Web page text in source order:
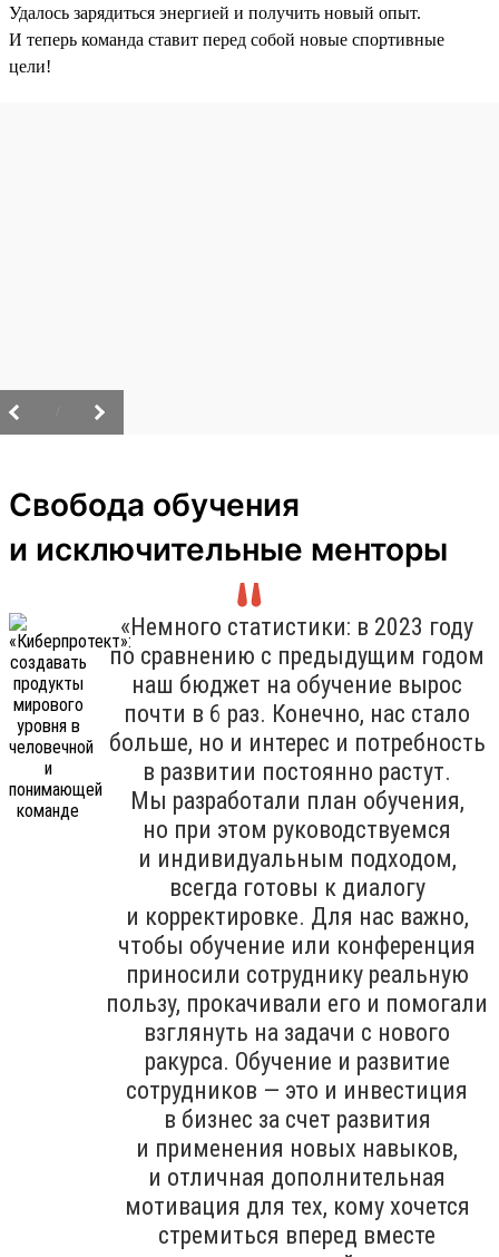
Удалось зарядиться энергией и получить новый опыт.
И теперь команда ставит перед собой новые спортивные
цели!
Свобода обучения
и исключительные менторы
«Немного статистики: в 2023 году
по сравнению с предыдущим годом
наш бюджет на обучение вырос
почти в 6 раз. Конечно, нас стало
больше, но и интерес и потребность
в развитии постоянно растут.
Мы разработали план обучения,
но при этом руководствуемся
и индивидуальным подходом,
всегда готовы к диалогу
и корректировке. Для нас важно,
чтобы обучение или конференция
приносили сотруднику реальную
пользу, прокачивали его и помогали
взглянуть на задачи с нового
ракурса. Обучение и развитие
сотрудников — это и инвестиция
в бизнес за счет развития
и применения новых навыков,
и отличная дополнительная
мотивация для тех, кому хочется
стремиться вперед вместе